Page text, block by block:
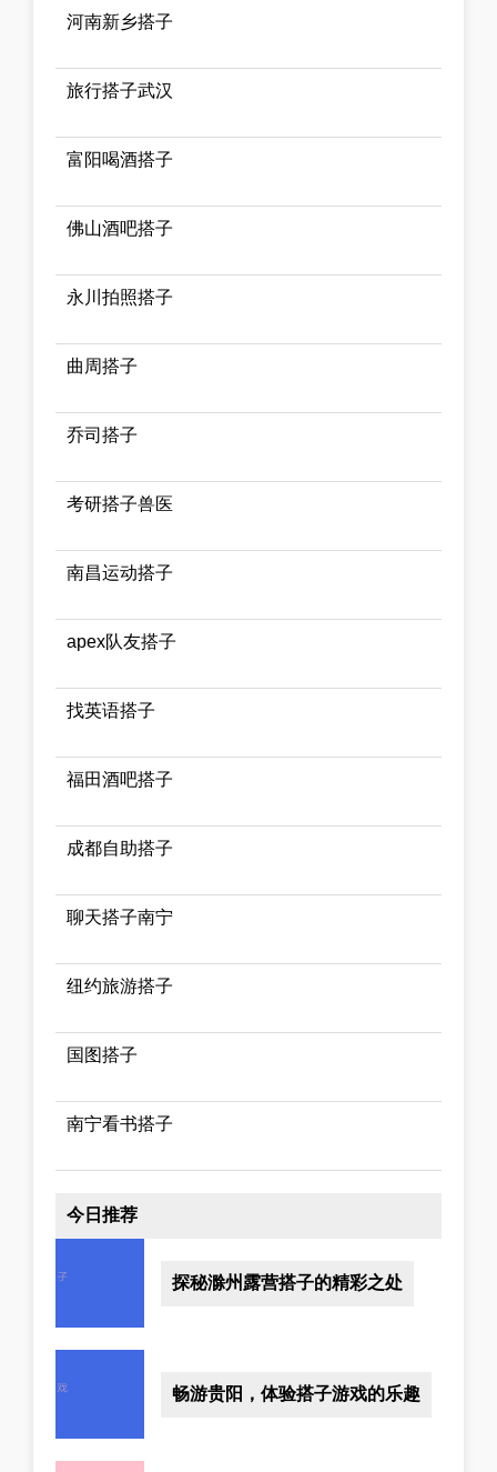
河南新乡搭子
旅行搭子武汉
富阳喝酒搭子
佛山酒吧搭子
永川拍照搭子
曲周搭子
乔司搭子
考研搭子兽医
南昌运动搭子
apex队友搭子
找英语搭子
福田酒吧搭子
成都自助搭子
聊天搭子南宁
纽约旅游搭子
国图搭子
南宁看书搭子
今日推荐
探秘滁州露营搭子的精彩之处
畅游贵阳，体验搭子游戏的乐趣